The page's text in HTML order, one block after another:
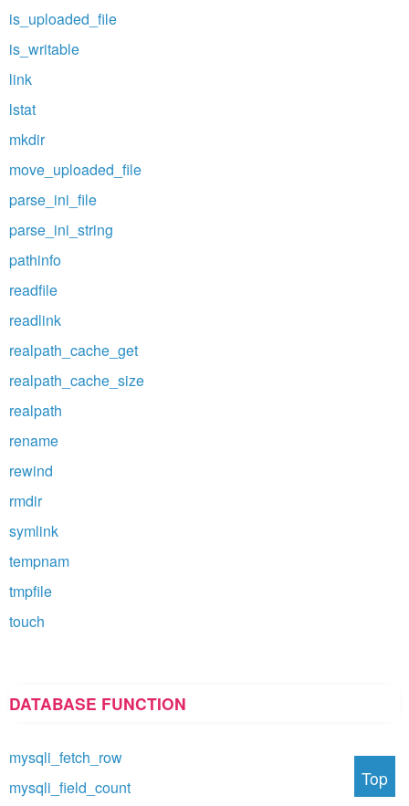
is_uploaded_file
is_writable
link
lstat
mkdir
move_uploaded_file
parse_ini_file
parse_ini_string
pathinfo
readfile
readlink
realpath_cache_get
realpath_cache_size
realpath
rename
rewind
rmdir
symlink
tempnam
tmpfile
touch
DATABASE FUNCTION
mysqli_fetch_row
mysqli_field_count
Top